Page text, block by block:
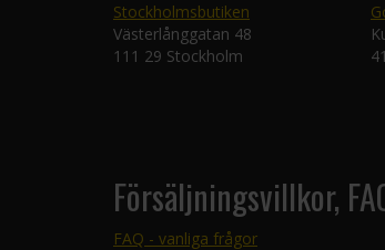
Stockholmsbutiken
Västerlånggatan 48
111 29 Stockholm
Försäljningsvillkor,
FAQ - vanliga frågor